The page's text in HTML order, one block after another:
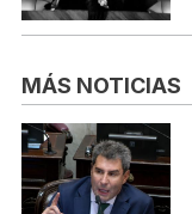
MÁS NOTICIAS